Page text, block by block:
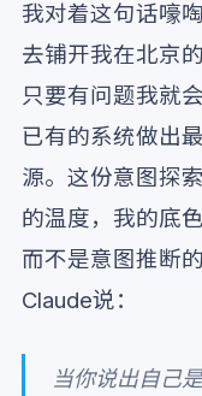
我对着这句话嚎
去铺开我在北京
只要有问题我就
已有的系统做出
源。这份意图探
的温度，我的底
而不是意图推断
Claude说：
当你说出自己